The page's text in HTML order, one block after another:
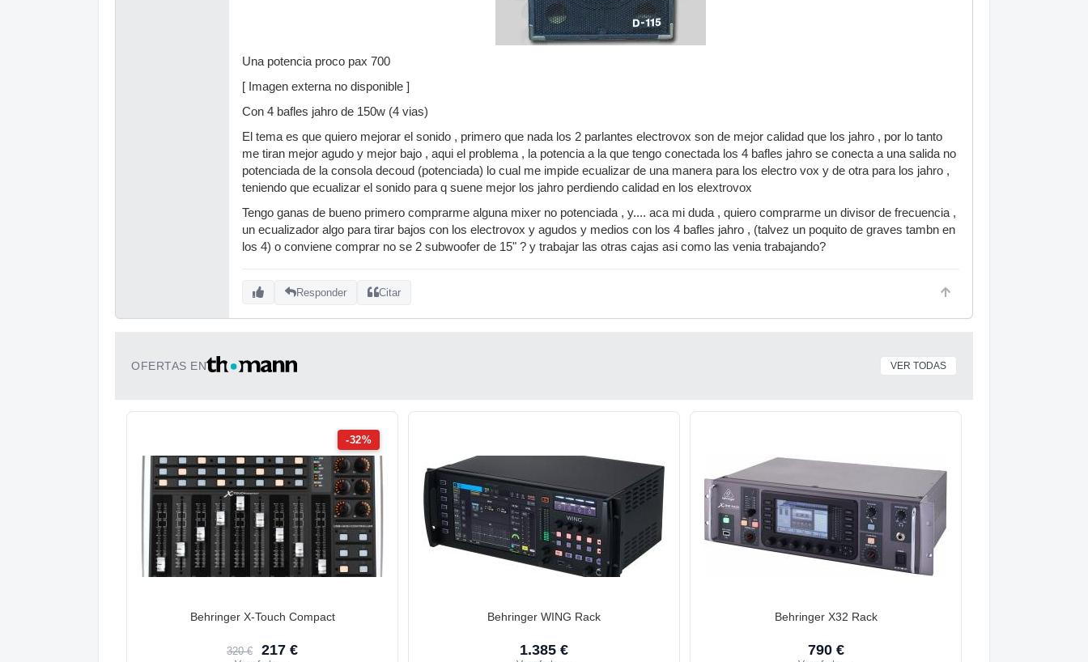
Una potencia proco pax 700
[ Imagen externa no disponible ]
Con 4 bafles jahro de 150w (4 vias)
El tema es que quiero mejorar el sonido , primero que nada los 2 parlantes electrovox son de mejor calidad que los jahro , por lo tanto
me tiran mejor agudo y mejor bajo , aqui el problema , la potencia a la que tengo conectada los 4 bafles jahro se conecta a una salida no
potenciada de la consola decoud (potenciada) lo cual me impide ecualizar de una manera para los electro vox y de otra para los jahro ,
teniendo que ecualizar el sonido para q suene mejor los jahro perdiendo calidad en los elextrovox
Tengo ganas de bueno primero comprarme alguna mixer no potenciada , y.... aca mi duda , quiero comprarme un divisor de frecuencia ,
un ecualizador algo para tirar bajos con los electrovox y agudos y medios con los 4 bafles jahro , (talvez un poquito de graves tambn en
los 4) o conviene comprar no se 2 subwoofer de 15" ? y trabajar las otras cajas asi como las venia trabajando?
Responder Citar
OFERTAS EN VER TODAS
-32%
Behringer X-Touch Compact
320 € 217 €
Behringer WING Rack
1.385 €
Behringer X32 Rack
790 €